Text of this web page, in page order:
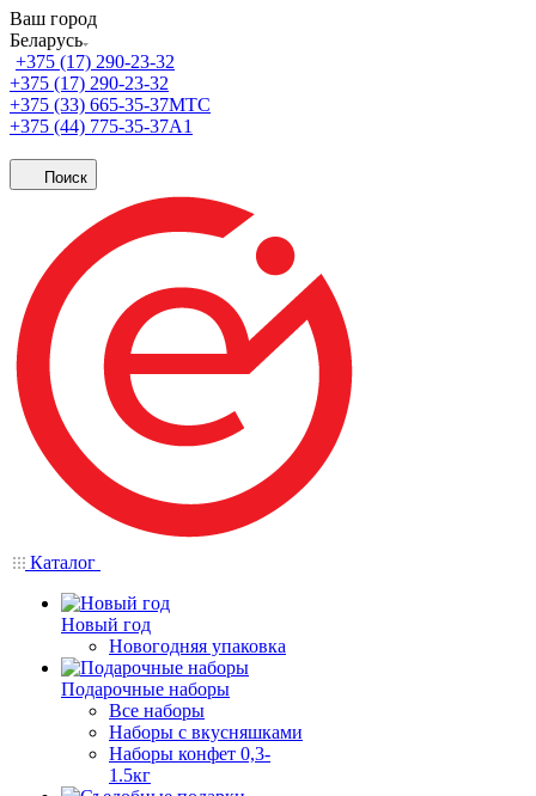
Ваш город
Беларусь
+375 (17) 290-23-32
+375 (17) 290-23-32
+375 (33) 665-35-37МТС
+375 (44) 775-35-37А1
Поиск
Каталог
Новый год
Новогодняя упаковка
Подарочные наборы
Все наборы
Наборы с вкусняшками
Наборы конфет 0,3-
1.5кг